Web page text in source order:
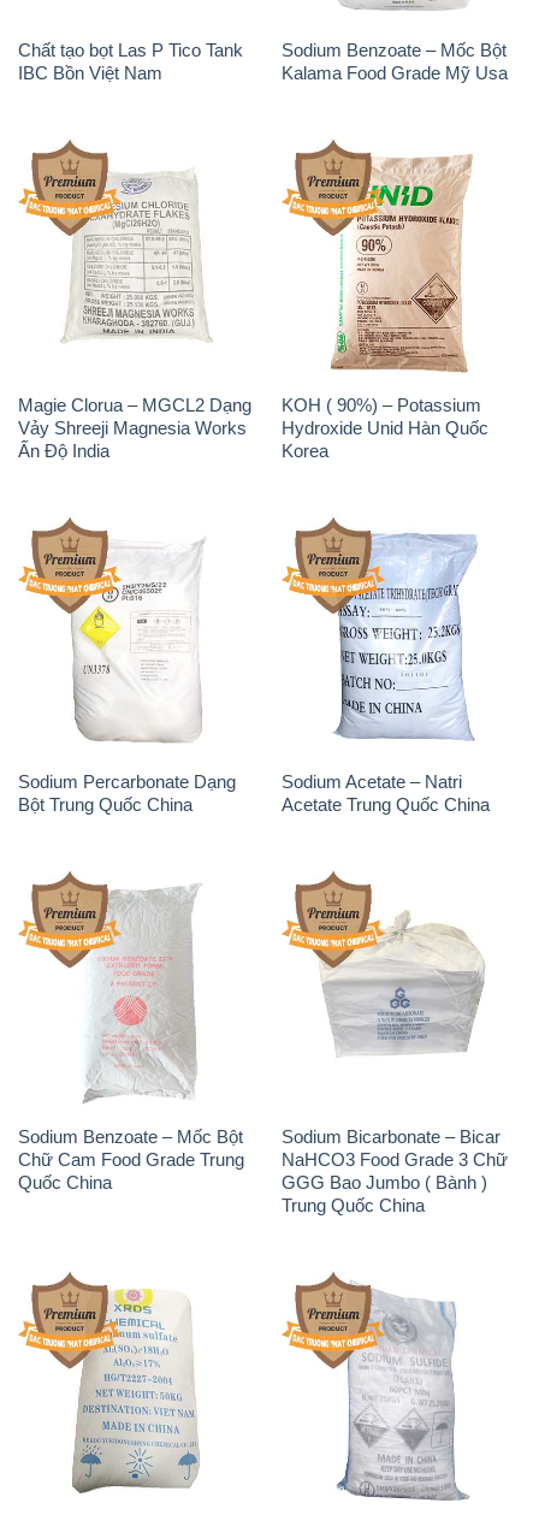
Magie Clorua – MGCL2 Dạng
Vảy Shreeji Magnesia Works
Ấn Độ India
KOH ( 90%) – Potassium
Hydroxide Unid Hàn Quốc
Sodium Percarbonate Dạng
Bột Trung Quốc China
Sodium Acetate – Natri
Acetate Trung Quốc China
Sodium Benzoate – Mốc Bột
Chữ Cam Food Grade Trung
Quốc China
Sodium Bicarbonate – Bicar
NaHCO3 Food Grade 3 Chữ
GGG Bao Jumbo ( Bành )
Trung Quốc China
Phèn Nhôm – Al2(SO4)3 17%
Trung Quốc China
Sodium Sulfide NA2S – Đá
Thối Liyuan Trung Quốc China